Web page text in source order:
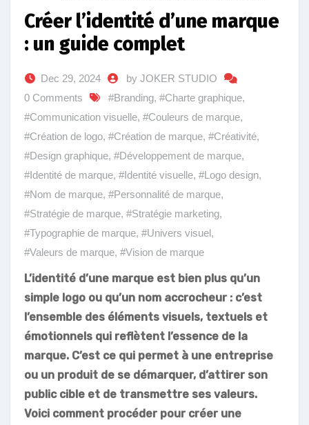
Créer l’identité d’une marque
: un guide complet
Dec 29, 2024
by JOKER STUDIO
0 Comments
#Branding, #Charte graphique,
#Communication visuelle, #Couleurs de marque,
#Création de logo, #Création de marque, #Créativité,
#Design graphique, #Développement de marque,
#Identité de marque, #Identité visuelle, #Logo design,
#Nom de marque, #Personnalité de marque,
#Stratégie de marque, #Stratégie marketing,
#Typographie de marque, #Univers visuel,
#Valeurs de marque, #Vision de marque
L’identité d’une marque est bien plus qu’un
simple logo ou qu’un nom accrocheur : c’est
l’ensemble des éléments visuels, textuels et
émotionnels qui reflètent l’essence de la
marque. C’est ce qui permet à une entreprise
ou un produit de se démarquer, d’attirer son
public cible et de transmettre ses valeurs.
Voici comment procéder pour créer une